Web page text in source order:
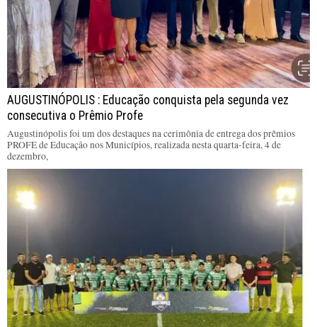
AUGUSTINÓPOLIS : Educação conquista pela segunda vez
consecutiva o Prêmio Profe
Augustinópolis foi um dos destaques na cerimônia de entrega dos prêmios
PROFE de Educação nos Municípios, realizada nesta quarta-feira, 4 de
dezembro,